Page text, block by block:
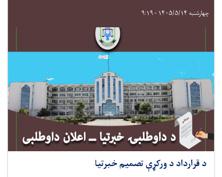
چهارشنبه ۱۴۰۵/۵/۱۴ - ۹:۱۹
د قرارداد د ورکړې تصمیم خبرتیا